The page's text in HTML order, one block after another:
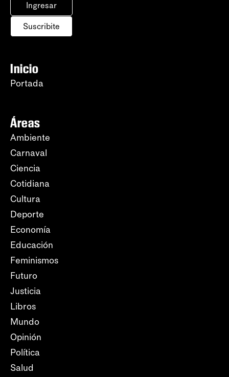
Ingresar
Suscribite
Inicio
Portada
Áreas
Ambiente
Carnaval
Ciencia
Cotidiana
Cultura
Deporte
Economía
Educación
Feminismos
Futuro
Justicia
Libros
Mundo
Opinión
Política
Salud